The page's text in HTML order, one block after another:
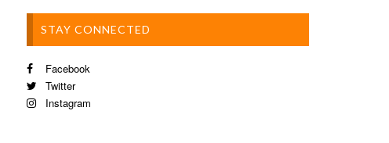
STAY CONNECTED
Facebook
Twitter
Instagram